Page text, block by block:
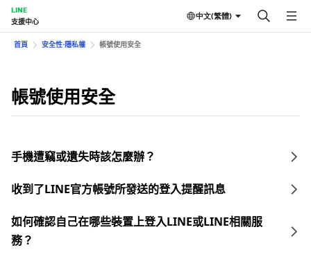
LINE
支援中心
中文(繁體)
首頁 安全性⋅隱私權 帳號使用安全
帳號使用安全
手機遭竊或遺失時該怎麼辦？
收到了LINE官方帳號所發送的登入提醒訊息
如何確認自己在哪些裝置上登入LINE或LINE相關服
務？